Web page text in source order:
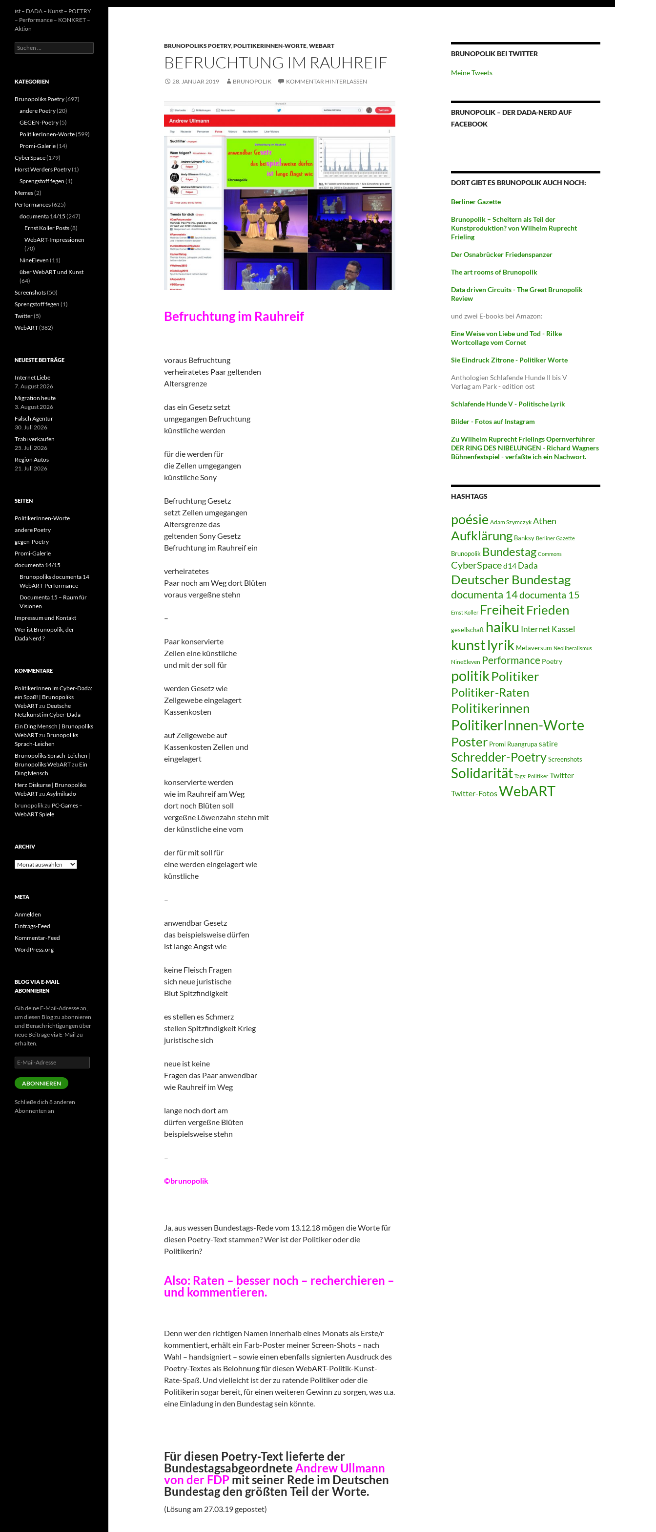
BRUNOPOLIKS POETRY,POLITIKERINNEN-WORTE,WEBART
BEFRUCHTUNG IM RAUHREIF
28. JANUAR 2019 BRUNOPOLIK KOMMENTAR HINTERLASSEN
Befruchtung im Rauhreif
voraus Befruchtung
verheiratetes Paar geltenden
Altersgrenze
das ein Gesetz setzt
umgegangen Befruchtung
künstliche werden
für die werden für
die Zellen umgegangen
künstliche Sony
Befruchtung Gesetz
setzt Zellen umgegangen
Altersgrenze das
geltenden Sony Gesetz
Befruchtung im Rauhreif ein
verheiratetes
Paar noch am Weg dort Blüten
voraus vergeßne stehn
–
Paar konservierte
Zellen eine künstliche
und mit der soll für
werden Gesetz wie
Zellgewebe eingelagert
Kassenkosten
auf Zellgewebe auf
Kassenkosten Zellen und
eingelagert
konservierte werden
wie im Rauhreif am Weg
dort noch Blüten soll
vergeßne Löwenzahn stehn mit
der künstliche eine vom
der für mit soll für
eine werden eingelagert wie
künstliche
–
anwendbar Gesetz
das beispielsweise dürfen
ist lange Angst wie
keine Fleisch Fragen
sich neue juristische
Blut Spitzfindigkeit
es stellen es Schmerz
stellen Spitzfindigkeit Krieg
juristische sich
neue ist keine
Fragen das Paar anwendbar
wie Rauhreif im Weg
lange noch dort am
dürfen vergeßne Blüten
beispielsweise stehn
–
©brunopolik
Ja, aus wessen Bundestags-Rede vom 13.12.18 mögen die Worte für
diesen Poetry-Text stammen? Wer ist der Politiker oder die
Politikerin?
Also: Raten – besser noch – recherchieren –
und kommentieren.
Denn wer den richtigen Namen innerhalb eines Monats als Erste/r
kommentiert, erhält ein Farb-Poster meiner Screen-Shots – nach
Wahl – handsigniert – sowie einen ebenfalls signierten Ausdruck des
Poetry-Textes als Belohnung für diesen WebART-Politik-Kunst-
Rate-Spaß. Und vielleicht ist der zu ratende Politiker oder die
Politikerin sogar bereit, für einen weiteren Gewinn zu sorgen, was u.a.
eine Einladung in den Bundestag sein könnte.
Für diesen Poetry-Text lieferte der
Bundestagsabgeordnete Andrew Ullmann
von der FDP mit seiner Rede im Deutschen
Bundestag den größten Teil der Worte.
(Lösung am 27.03.19 gepostet)
BRUNOPOLIK BEI TWITTER
Meine Tweets
BRUNOPOLIK – DER DADA-NERD AUF
FACEBOOK
DORT GIBT ES BRUNOPOLIK AUCH NOCH:
Berliner Gazette
Brunopolik – Scheitern als Teil der
Kunstproduktion? von Wilhelm Ruprecht
Frieling
Der Osnabrücker Friedenspanzer
The art rooms of Brunopolik
Data driven Circuits - The Great Brunopolik
Review
und zwei E-books bei Amazon:
Eine Weise von Liebe und Tod - Rilke
Wortcollage vom Cornet
Sie Eindruck Zitrone - Politiker Worte
Anthologien Schlafende Hunde II bis V
Verlag am Park - edition ost
Schlafende Hunde V - Politische Lyrik
Bilder - Fotos auf Instagram
Zu Wilhelm Ruprecht Frielings Opernverführer
DER RING DES NIBELUNGEN - Richard Wagners
Bühnenfestspiel - verfaßte ich ein Nachwort.
HASHTAGS
poésie Adam Szymczyk Athen
Aufklärung Banksy Berliner Gazette
Brunopolik Bundestag Commons
CyberSpaced14 Dada
Deutscher Bundestag
documenta 14documenta 15
Ernst Koller FreiheitFrieden
gesellschaft haiku InternetKassel
kunstlyrik Metaversum Neoliberalismus
NineEleven Performance Poetry
politikPolitiker
Politiker-Raten
Politikerinnen
PolitikerInnen-Worte
Poster Promi Ruangrupa satire
Schredder-PoetryScreenshots
Solidarität Tags: Politiker Twitter
Twitter-FotosWebART
ist – DADA – Kunst – POETRY
– Performance – KONKRET –
Aktion
Suchen
nach:
KATEGORIEN
Brunopoliks Poetry(697)
andere Poetry(20)
GEGEN-Poetry(5)
PolitikerInnen-Worte(599)
Promi-Galerie(14)
CyberSpace(179)
Horst Werders Poetry(1)
Sprengstoff fegen (1)
Memes(2)
Performances(625)
documenta 14/15 (247)
Ernst Koller Posts(8)
WebART-Impressionen
(70)
NineEleven (11)
über WebART und Kunst
(64)
Screenshots(50)
Sprengstoff fegen (1)
Twitter(5)
WebART(382)
NEUESTE BEITRÄGE
Internet Liebe
7. August 2026
Migration heute
3. August 2026
Falsch Agentur
30. Juli 2026
Trabi verkaufen
25. Juli 2026
Region Autos
21. Juli 2026
SEITEN
PolitikerInnen-Worte
andere Poetry
gegen-Poetry
Promi-Galerie
documenta 14/15
Brunopoliks documenta 14
WebART-Performance
Documenta 15 – Raum für
Visionen
Impressum und Kontakt
Wer ist Brunopolik, der
DadaNerd ?
KOMMENTARE
PolitikerInnen im Cyber-Dada:
ein Spaß! | Brunopoliks
WebARTzu Deutsche
Netzkunst im Cyber-Dada
Ein Ding Mensch | Brunopoliks
WebARTzu Brunopoliks
Sprach-Leichen
Brunopoliks Sprach-Leichen |
Brunopoliks WebARTzu Ein
Ding Mensch
Herz Diskurse | Brunopoliks
WebARTzu Asylmikado
brunopolikzu PC-Games –
WebART Spiele
ARCHIV
Archiv
META
Anmelden
Eintrags-Feed
Kommentar-Feed
WordPress.org
BLOG VIA E-MAIL
ABONNIEREN
Gib deine E-Mail-Adresse an,
um diesen Blog zu abonnieren
und Benachrichtigungen über
neue Beiträge via E-Mail zu
erhalten.
E-
Mail-
Adresse
ABONNIEREN
Schließe dich 8 anderen
Abonnenten an